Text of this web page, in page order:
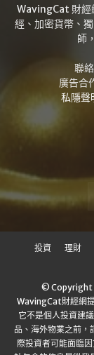
WavingCat 財經
經、加密貨幣、
師
聯
廣告合
私隱聲
投資 理財
© Copyright
WavingCat財經網
它不是個人投資建
品、海外物業之前，
際投資者可能面臨